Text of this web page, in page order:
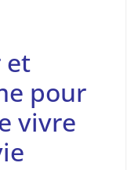
et
pour
vivre